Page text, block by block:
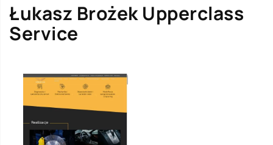
Łukasz Brożek Upperclass
Service